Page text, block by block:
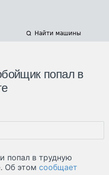
Найти машины
попал в
попал в трудную
Об этом сообщает